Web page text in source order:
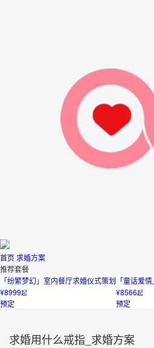
首页求婚方案
推荐套餐
「纷繁梦幻」室内餐厅求婚仪式策划
¥8999起
预定
「童话爱
¥8566起
预定
求婚用什么戒指_求婚方案